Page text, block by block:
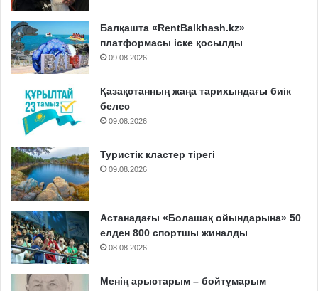
Балқашта «RentBalkhash.kz»
платформасы іске қосылды
09.08.2026
Қазақстанның жаңа тарихындағы биік
белес
09.08.2026
Туристік кластер тірегі
09.08.2026
Астанадағы «Болашақ ойындарына» 50
елден 800 спортшы жиналды
08.08.2026
Менің арыстарым – бойтұмарым